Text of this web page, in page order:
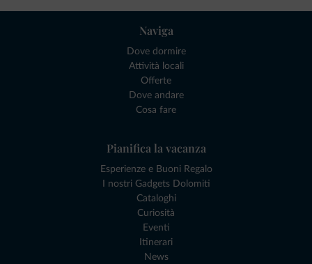
Naviga
Dove dormire
Attività locali
Offerte
Dove andare
Cosa fare
Pianifica la vacanza
Esperienze e Buoni Regalo
I nostri Gadgets Dolomiti
Cataloghi
Curiosità
Eventi
Itinerari
News